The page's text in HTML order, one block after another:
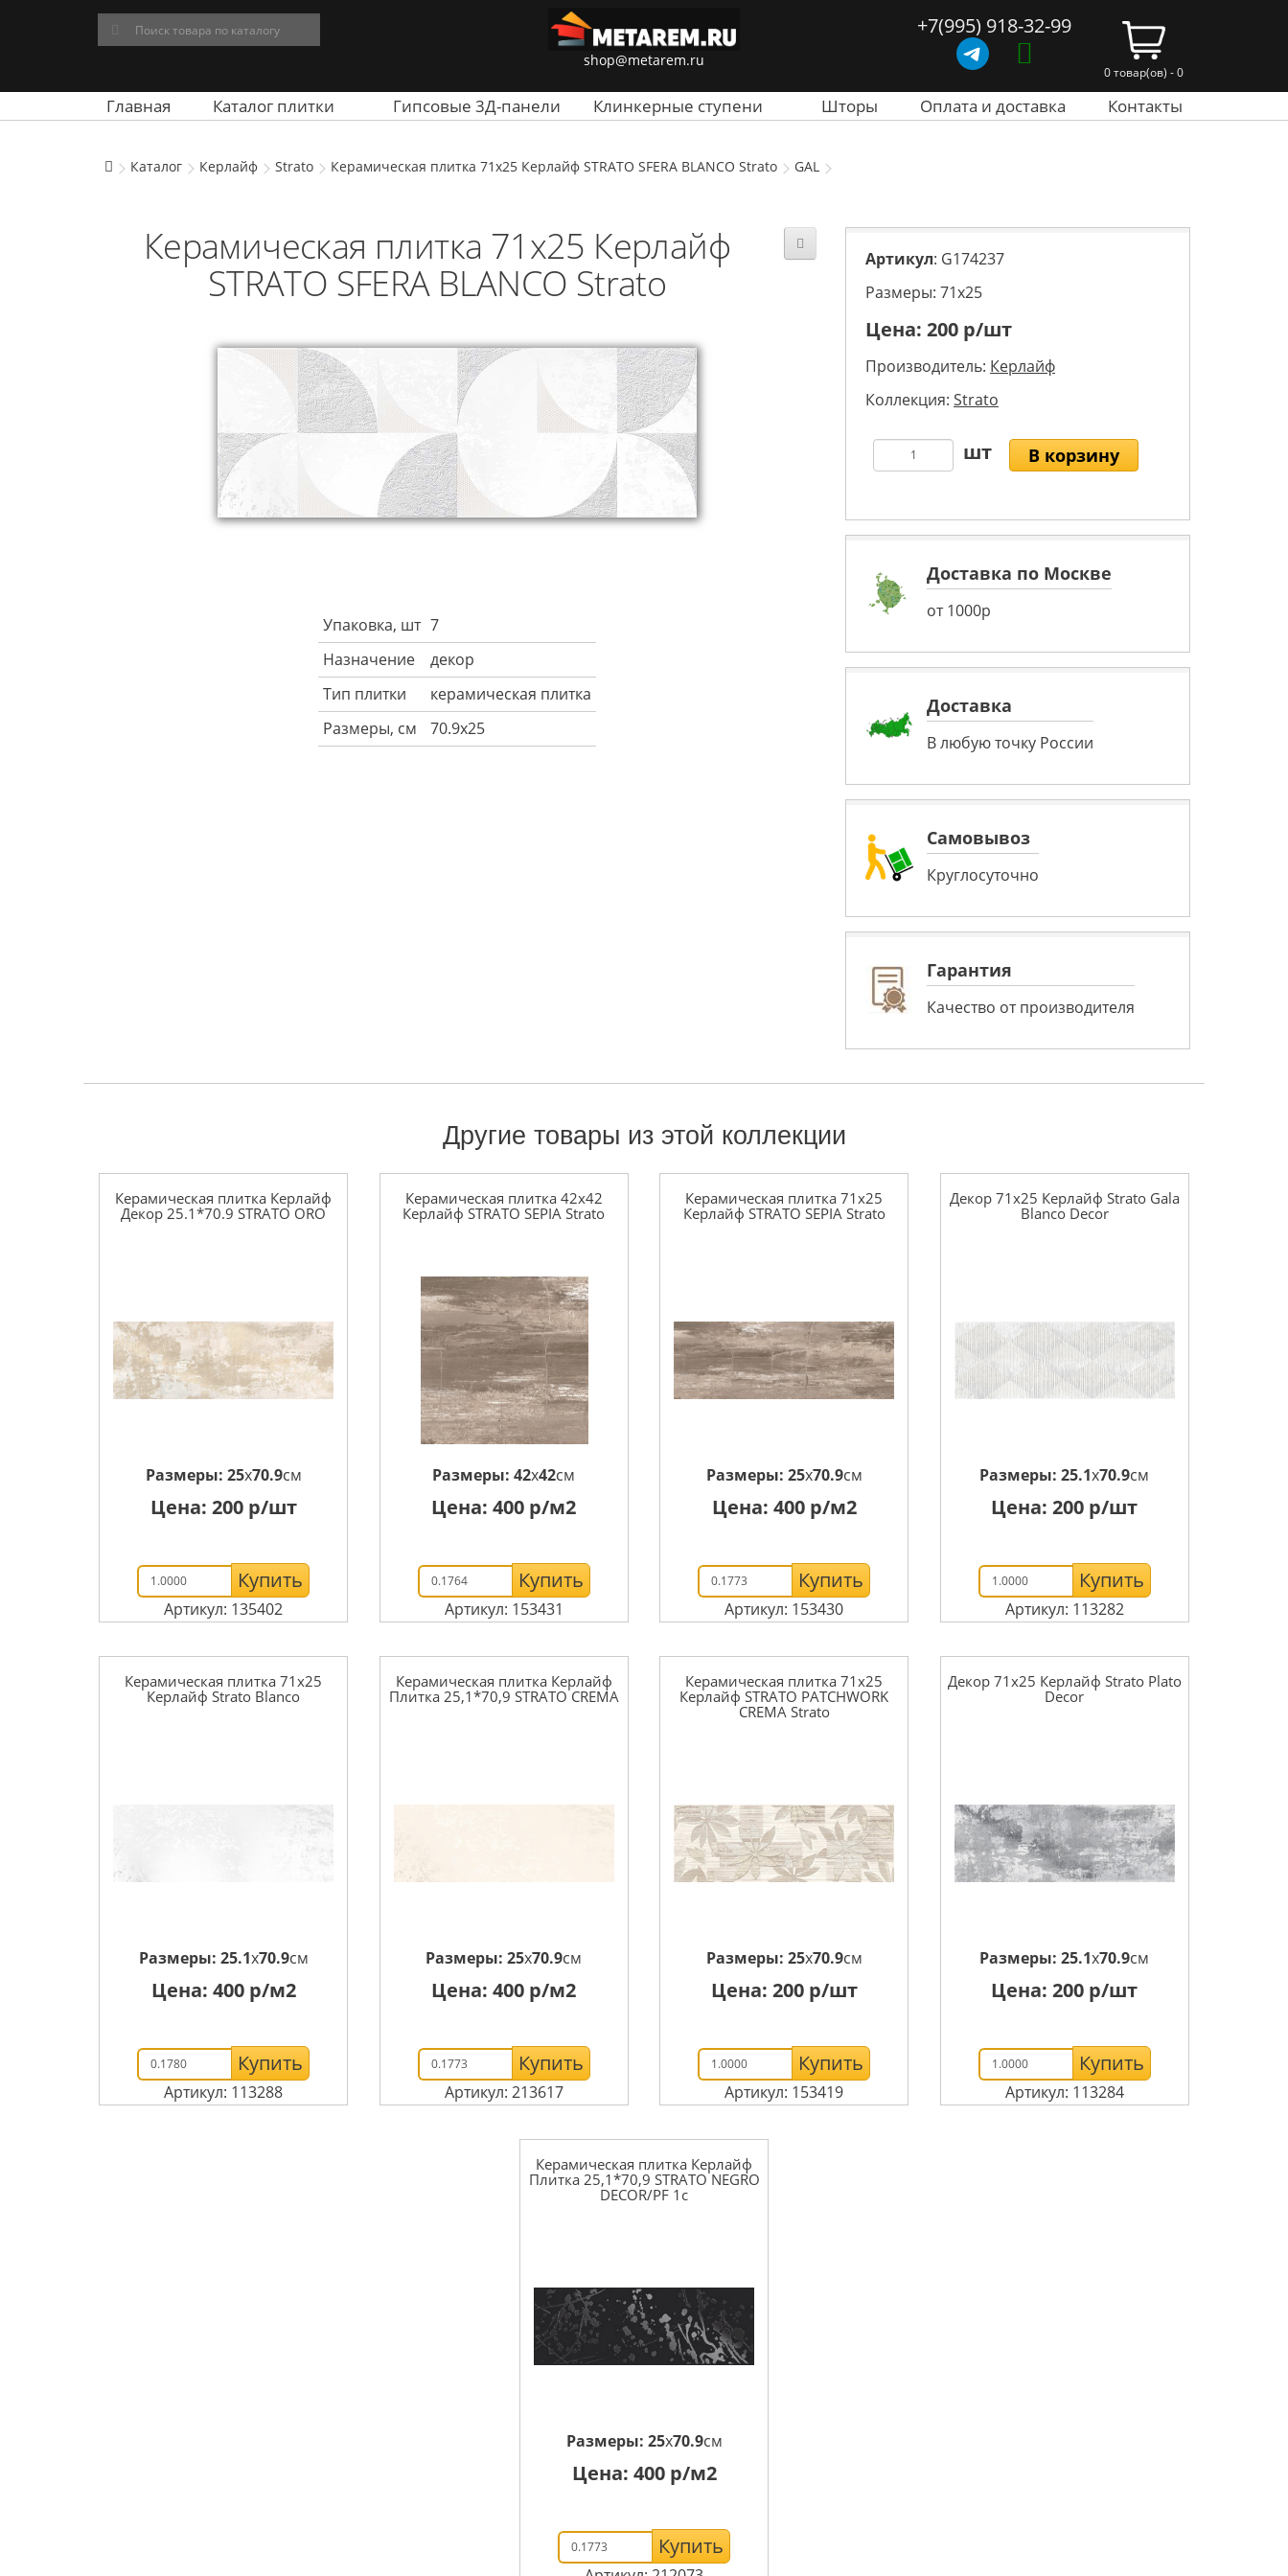
shop@metarem.ru
+7(995) 918-32-99
0 товар(ов) - 0
Главная Каталог плитки Гипсовые 3Д-панели Клинкерные ступени Шторы Оплата и доставка Контакты
Каталог Керлайф Strato Керамическая плитка 71x25 Керлайф STRATO SFERA BLANCO Strato GAL
Керамическая плитка 71x25 Керлайф
STRATO SFERA BLANCO Strato
Упаковка, шт 7
Назначение
декор
Тип плитки
керамическая плитка
Размеры, см
70.9x25
Артикул: G174237
Размеры: 71х25
Цена: 200 р/шт
Производитель: Керлайф
Коллекция: Strato
В корзину
Доставка по Москве
от 1000р
Доставка
В любую точку России
Самовывоз
Круглосуточно
Гарантия
Качество от производителя
Другие товары из этой коллекции
Керамическая плитка Керлайф
Декор 25.1*70.9 STRATO ORO
Размеры: 25x70.9см
Цена: 200р/шт
Купить
Артикул: 135402
Керамическая плитка 42x42
Керлайф STRATO SEPIA Strato
Размеры:42x42см
Цена:400 р/м2
Купить
Артикул: 153431
Керамическая плитка 71x25
Керлайф STRATO SEPIA Strato
Размеры: 25x70.9см
Цена: 400р/м2
Купить
Артикул: 153430
Декор 71x25 Керлайф Strato Gala
Blanco Decor
Размеры:25.1x70.9см
Цена:200 р/шт
Купить
Артикул: 113282
Керамическая плитка 71x25
Керлайф Strato Blanco
Размеры: 25.1x70.9см
Цена: 400р/м2
Купить
Артикул: 113288
Керамическая плитка Керлайф
Плитка 25,1*70,9 STRATO CREMA
Размеры:25x70.9см
Цена:400 р/м2
Купить
Артикул: 213617
Керамическая плитка 71x25
Керлайф STRATO PATCHWORK
CREMA Strato
Размеры: 25x70.9см
Цена: 200р/шт
Купить
Артикул: 153419
Декор 71x25 Керлайф Strato Plato
Decor
Размеры:25.1x70.9см
Цена:200 р/шт
Купить
Артикул: 113284
Керамическая плитка Керлайф
Плитка 25,1*70,9 STRATO NEGRO
DECOR/PF 1c
Размеры: 25x70.9см
Цена: 400р/м2
Купить